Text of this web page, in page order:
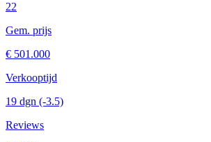
22
Gem. prijs
€ 501.000
Verkooptijd
19 dgn (-3.5)
Reviews